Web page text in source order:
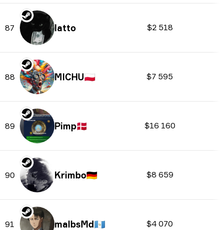
87 latto $2 518
88 MICHU🇵🇱 $7 595
89 Pimp🇩🇰 $16 160
90 Krimbo🇩🇪 $8 659
91 malbsMd🇬🇹 $4 070